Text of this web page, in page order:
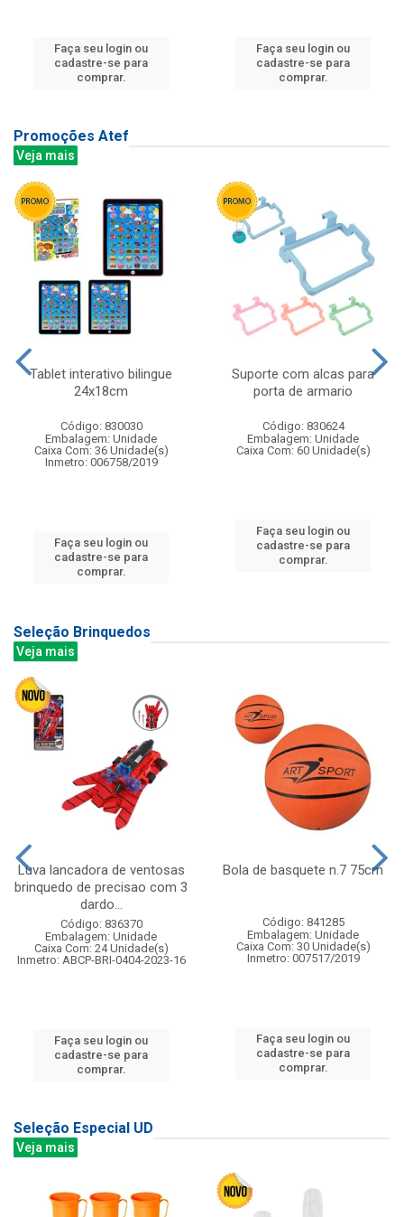
Faça seu login ou
cadastre-se para
comprar.
Faça seu login ou
cadastre-se para
comprar.
Promoções Atef
Veja mais
Tablet interativo bilingue
24x18cm
Código: 830030
Embalagem: Unidade
Caixa Com: 36 Unidade(s)
Inmetro: 006758/2019
Faça seu login ou
cadastre-se para
comprar.
Suporte com alcas para
porta de armario
Código: 830624
Embalagem: Unidade
Caixa Com: 60 Unidade(s)
Faça seu login ou
cadastre-se para
comprar.
Seleção Brinquedos
Veja mais
Luva lancadora de ventosas
brinquedo de precisao com 3
dardo...
Código: 836370
Embalagem: Unidade
Caixa Com: 24 Unidade(s)
Inmetro: ABCP-BRI-0404-2023-16
Faça seu login ou
cadastre-se para
comprar.
Bola de basquete n.7 75cm
Código: 841285
Embalagem: Unidade
Caixa Com: 30 Unidade(s)
Inmetro: 007517/2019
Faça seu login ou
cadastre-se para
comprar.
Seleção Especial UD
Veja mais